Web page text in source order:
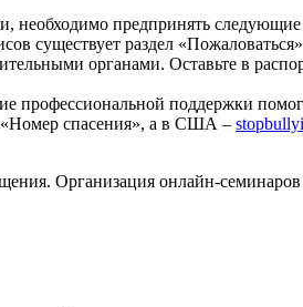
необходимо предпринять
существует раздел
органами. Оставьте в
поддержки
«Номер спасения», а в США –
Организация